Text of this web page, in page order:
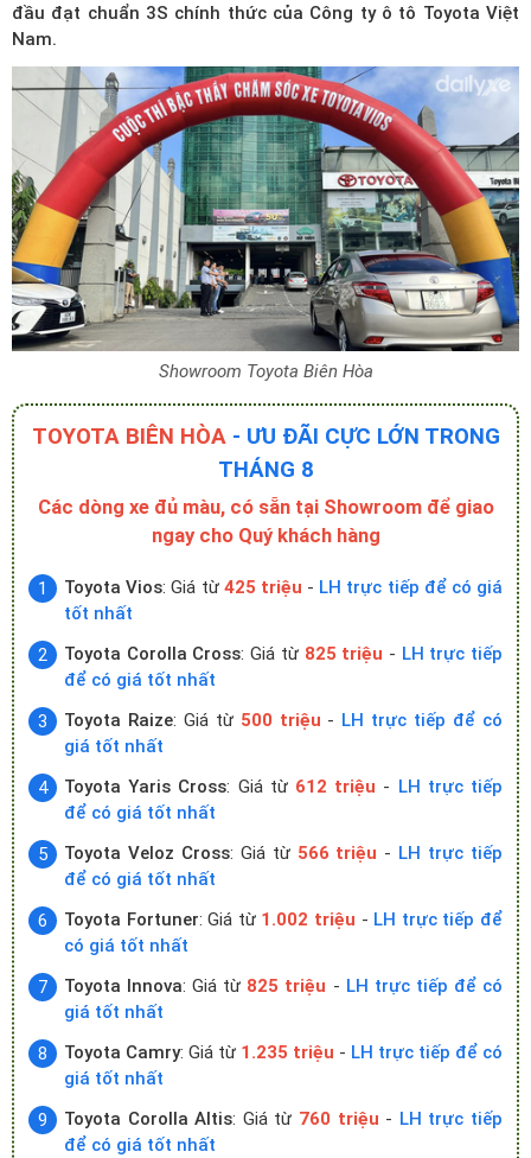
đầu đạt chuẩn 3S chính thức của Công ty ô tô Toyota Việt
Nam.
Showroom Toyota Biên Hòa
TOYOTA BIÊN HÒA- ƯU ĐÃI CỰC LỚN TRONG
THÁNG 8
Các dòng xe đủ màu, có sẵn tại Showroom để giao
ngay cho Quý khách hàng
Toyota Vios: Giá từ 425 triệu - LH trực tiếp để có giá
tốt nhất
Toyota Corolla Cross: Giá từ 825 triệu - LH trực tiếp
để có giá tốt nhất
Toyota Raize: Giá từ 500 triệu - LH trực tiếp để có
giá tốt nhất
Toyota Yaris Cross: Giá từ 612 triệu - LH trực tiếp
để có giá tốt nhất
Toyota Veloz Cross: Giá từ 566 triệu - LH trực tiếp
để có giá tốt nhất
Toyota Fortuner: Giá từ 1.002 triệu - LH trực tiếp để
có giá tốt nhất
Toyota Innova: Giá từ 825 triệu - LH trực tiếp để có
giá tốt nhất
Toyota Camry: Giá từ 1.235 triệu - LH trực tiếp để có
giá tốt nhất
Toyota Corolla Altis: Giá từ 760 triệu - LH trực tiếp
để có giá tốt nhất